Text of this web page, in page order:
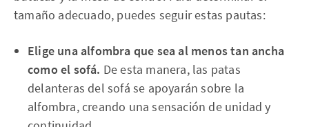
tamaño adecuado, puedes seguir estas pautas:
Elige una alfombra que sea al menos tan ancha
como el sofá. De esta manera, las patas
delanteras del sofá se apoyarán sobre la
alfombra, creando una sensación de unidad y